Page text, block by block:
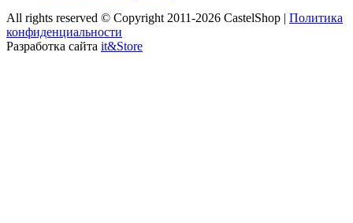
All rights reserved © Copyright 2011-2026 CastelShop | Политика
конфиденциальности
Разработка сайта it&Store